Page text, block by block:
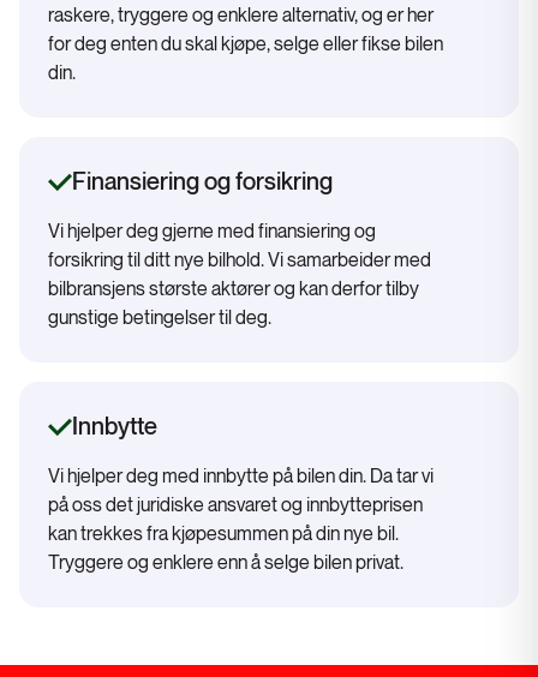
raskere, tryggere og enklere alternativ, og er her
for deg enten du skal kjøpe, selge eller fikse bilen
din.
Finansiering og forsikring
Vi hjelper deg gjerne med finansiering og
forsikring til ditt nye bilhold. Vi samarbeider med
bilbransjens største aktører og kan derfor tilby
gunstige betingelser til deg.
Innbytte
Vi hjelper deg med innbytte på bilen din. Da tar vi
på oss det juridiske ansvaret og innbytteprisen
kan trekkes fra kjøpesummen på din nye bil.
Tryggere og enklere enn å selge bilen privat.